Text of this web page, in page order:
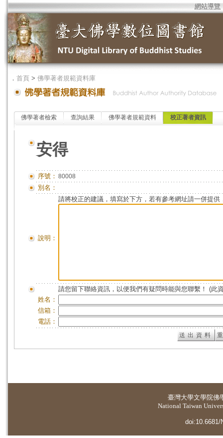
網站導覽
． 首頁 > 佛學著者規範資料庫
佛學著者檢索 查詢結果 佛學著者規範資料 校正著者資訊
安得
序號： 80008
別名：
說明：
請將校正的建議，填寫於下方，若有參考網址請一併提供
請您留下聯絡資訊，以便我們有疑問時能與您聯繫！ (此
姓名：
信箱：
電話：
臺灣大學文學院佛
National Taiwan
doi:10.6681/